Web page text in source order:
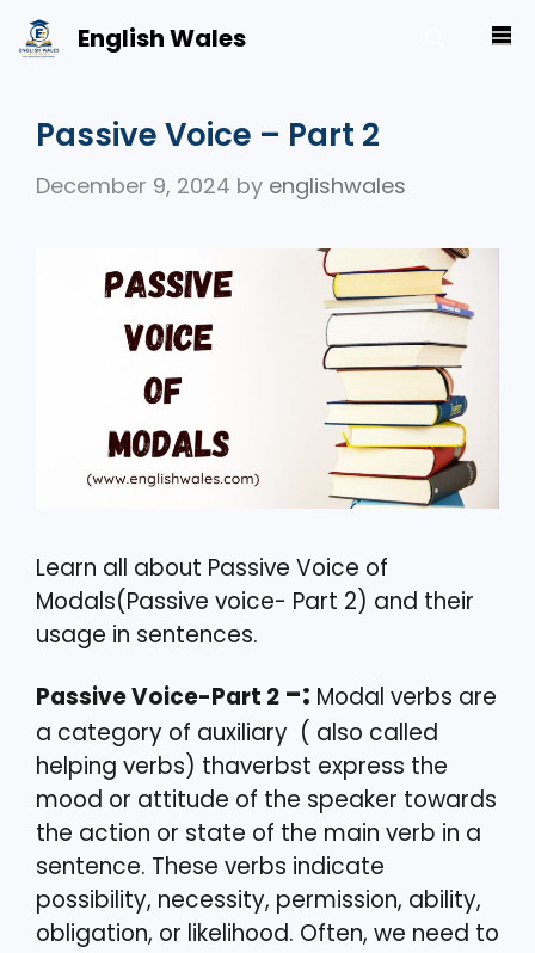
Skip
to
English Wales
Passive Voice – Part 2
December 9, 2024 by englishwales
Learn all about Passive Voice of
Modals(Passive voice- Part 2) and their
usage in sentences.
Passive Voice-Part 2 -: Modal verbs are
a category of auxiliary ( also called
helping verbs) thaverbst express the
mood or attitude of the speaker towards
the action or state of the main verb in a
sentence. These verbs indicate
possibility, necessity, permission, ability,
obligation, or likelihood. Often, we need to